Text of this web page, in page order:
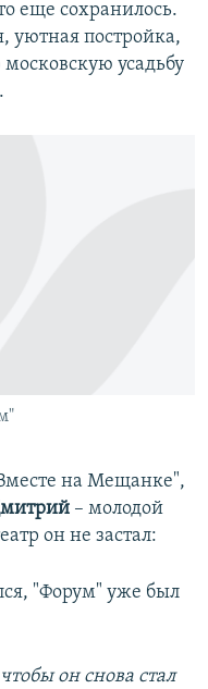
еще сохранилось.
уютная постройка,
усадьбу
на Мещанке",
– молодой
он не застал:
"Форум" уже был
он снова стал